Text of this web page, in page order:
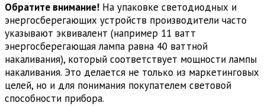
Обратите внимание! На упаковке светодиодных и
энергосберегающих устройств производители часто
указывают эквивалент (например 11 ватт
энергосберегающая лампа равна 40 ваттной
накаливания), который соответствует мощности лампы
накаливания. Это делается не только из маркетинговых
целей, но и для понимания покупателем световой
способности прибора.